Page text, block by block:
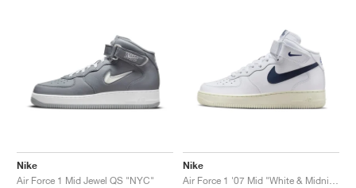
Nike
Air Force 1 Mid Jewel QS "NYC"
Nike